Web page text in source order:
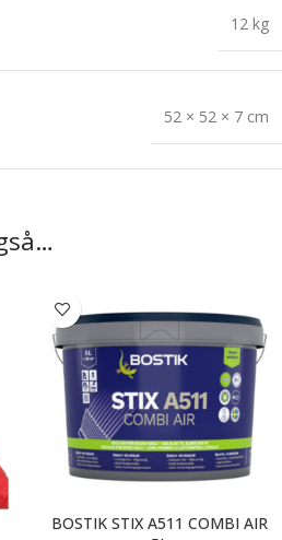
12 kg
52 × 52 × 7 cm
BOSTIK STIX A511 COMBI AIR